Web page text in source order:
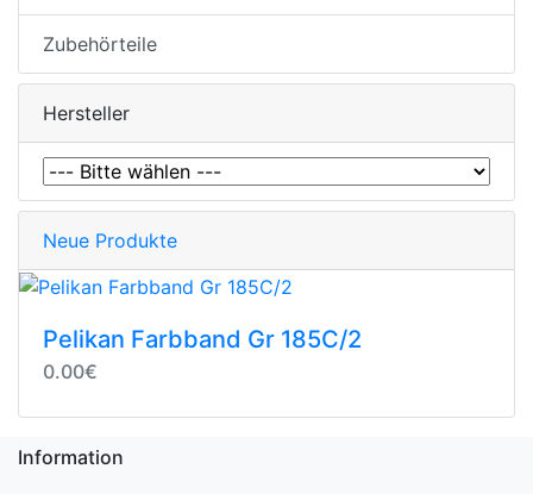
Zubehörteile
Hersteller
Neue Produkte
Pelikan Farbband Gr 185C/2
0.00€
Information